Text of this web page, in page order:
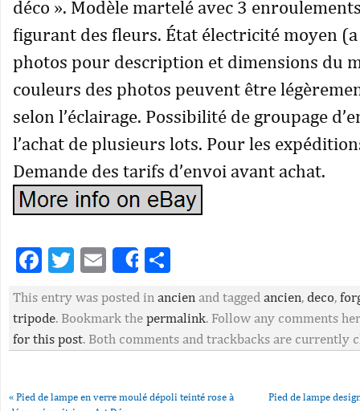
déco ». Modèle martelé avec 3
figurant des fleurs. État électricité moyen
photos pour description et dimensions du
couleurs des photos peuvent être
selon l’éclairage. Possibilité de groupage
l’achat de plusieurs lots. Pour les
Demande des tarifs d’envoi avant achat.
Facebook
Twitter
EmailShare
This entry was posted in ancien and tagged ancien, deco,
tripode. Bookmark the permalink. Follow any comments
for this post. Both comments and trackbacks are currently
« Pied de lampe en verre moulé dépoli teinté rose à
Pied de lampe